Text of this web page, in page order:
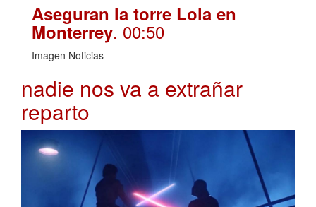
Aseguran la torre Lola en
Monterrey. 00:50
Imagen Noticias
nadie nos va a extrañar
reparto